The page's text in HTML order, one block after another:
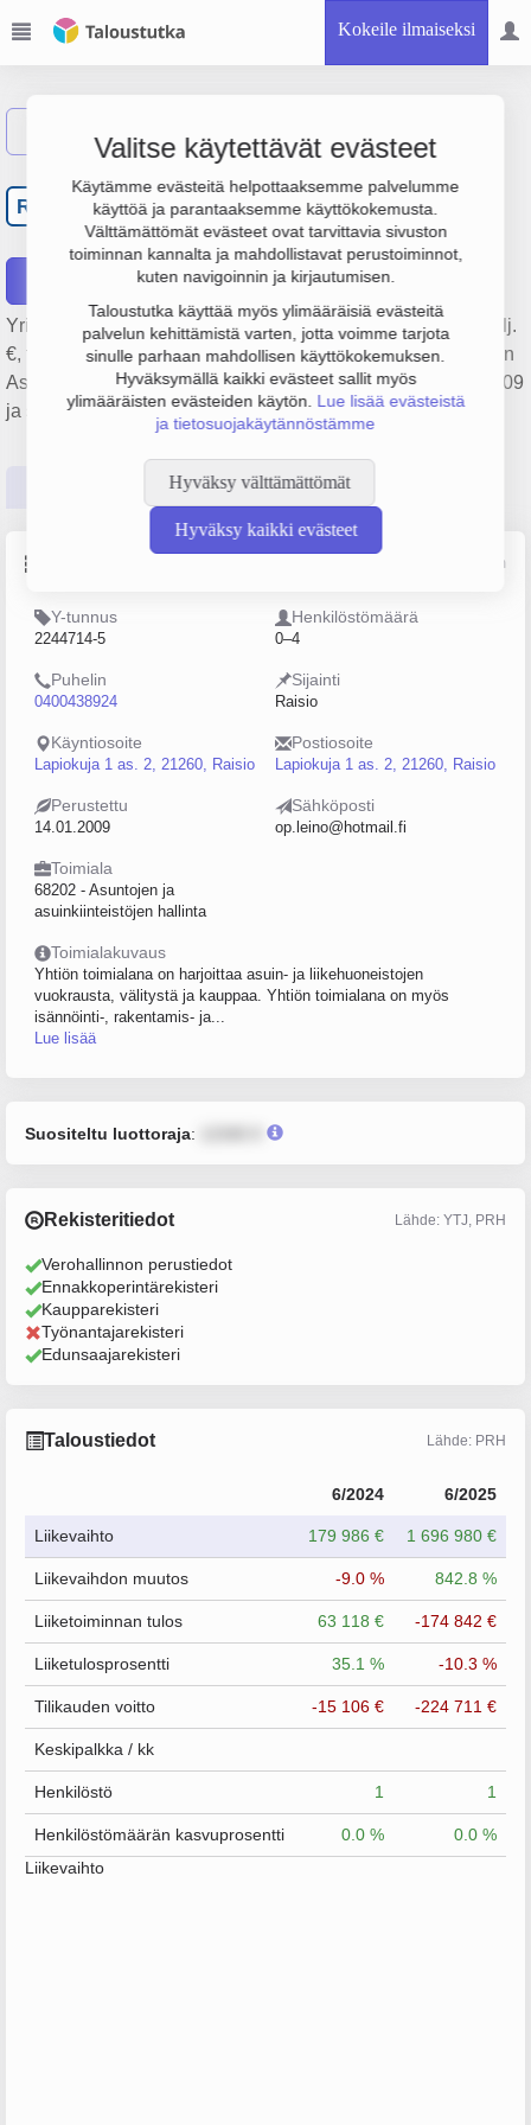
Kokeile ilmaiseksi
Valitse käytettävät evästeet
Käytämme evästeitä helpottaaksemme palvelumme
käyttöä ja parantaaksemme käyttökokemusta.
Välttämättömät evästeet ovat tarvittavia sivuston
toiminnan kannalta ja mahdollistavat perustoiminnot,
kuten navigoinnin ja kirjautumisen.
Taloustutka käyttää myös ylimääräisiä evästeitä
palvelun kehittämistä varten, jotta voimme tarjota
sinulle parhaan mahdollisen käyttökokemuksen.
Hyväksymällä kaikki evästeet sallit myös
ylimääräisten evästeiden käytön. Lue lisää evästeistä
ja tietosuojakäytännöstämme
Hyväksy välttämättömät
Hyväksy kaikki evästeet
RI
Raision Isännöintipalvelu
Oy
Yrityksen Raision Isännöintipalvelu Oy liikevaihto on 1.7 milj.
€, tulos -175 000 € ja henkilöstömäärä 1. Sen päätoimiala on
Asuntojen ja asuinkiinteistöjen hallinta, perustamisvuosi 2009
ja sijainti Raisio. Yrityksen yhtiömuoto Osakeyhtiö (OY).
Tilinpäätösluvut Päättäjätiedot
Lähde: YTJ, PRH, Traficom
Y-tunnus
2244714-5
Henkilöstömäärä
0–4
Puhelin
0400438924
Sijainti
Raisio
Käyntiosoite
Lapiokuja 1 as. 2, 21260, Raisio
Postiosoite
Lapiokuja 1 as. 2, 21260, Raisio
Perustettu
14.01.2009
Sähköposti
op.leino@hotmail.fi
Toimiala
68202 - Asuntojen ja
asuinkiinteistöjen hallinta
Toimialakuvaus
Yhtiön toimialana on harjoittaa asuin- ja liikehuoneistojen
vuokrausta, välitystä ja kauppaa. Yhtiön toimialana on myös
isännöinti-, rakentamis- ja...
Lue lisää
Suositeltu luottoraja:
Rekisteritiedot Lähde: YTJ, PRH
Verohallinnon perustiedot
Ennakkoperintärekisteri
Kaupparekisteri
Työnantajarekisteri
Edunsaajarekisteri
Taloustiedot Lähde: PRH
6/2024 6/2025
Liikevaihto 179 986 € 1 696 980 €
Liikevaihdon muutos -9.0 % 842.8 %
Liiketoiminnan tulos 63 118 € -174 842 €
Liiketulosprosentti 35.1 % -10.3 %
Tilikauden voitto -15 106 € -224 711 €
Keskipalkka / kk
Henkilöstö 1 1
Henkilöstömäärän kasvuprosentti 0.0 %
0.0 %
Liikevaihto